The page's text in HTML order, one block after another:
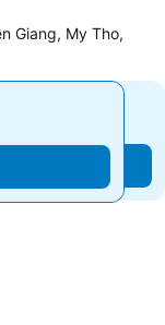
Giang, My Tho,